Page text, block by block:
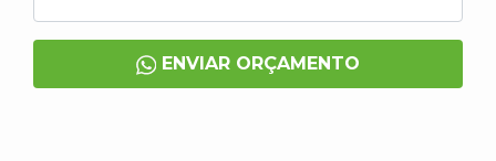
ENVIAR ORÇAMENTO